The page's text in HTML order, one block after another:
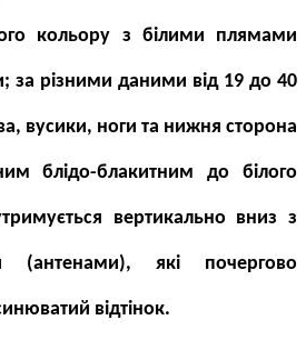
кольору з білими плямами
за різними даними від 19 до 40
вусики, ноги та нижня сторона
блідо-блакитним до білого
вертикально вниз з
(антенами), які почергово
відтінок.